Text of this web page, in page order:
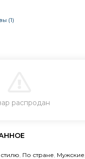
(1)
В ОДИН КЛИК
распродан
По стране Мужские